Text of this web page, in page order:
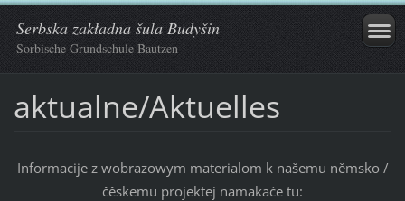
Serbska zakładna šula Budyšin
Sorbische Grundschule Bautzen
aktualne/Aktuelles
Informacije z wobrazowym materialom k našemu němsko /
čěskemu projektej namakaće tu: